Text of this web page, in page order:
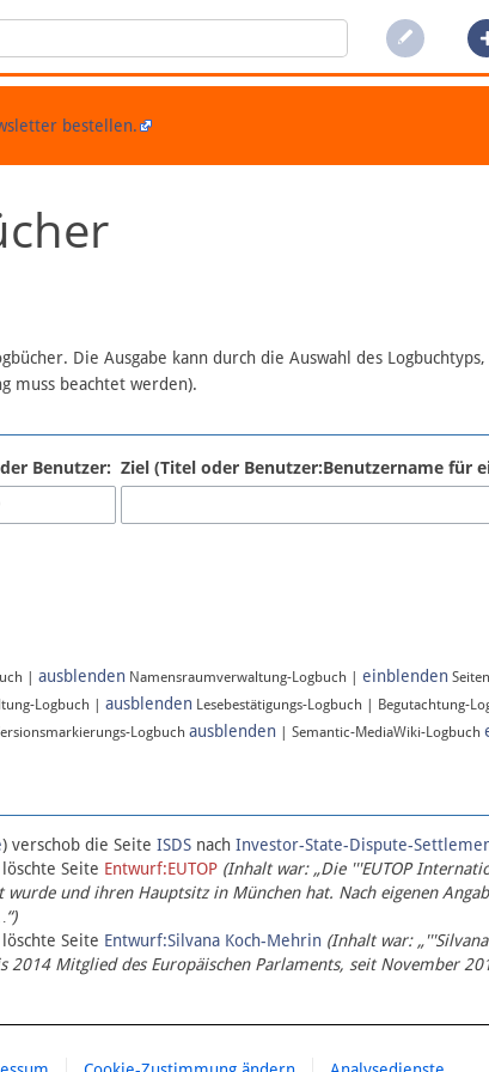
bestellen.
Die Ausgabe kann durch die Auswahl des
muss beachtet werden).
Benutzer: Ziel (Titel oder Benutzer:Benutzername für
| ausblenden Namensraumverwaltung-Logbuch | einblenden
Logbuch | ausblenden Lesebestätigungs-Logbuch | Begutachtung-
Logbuch ausblenden | Semantic-MediaWiki-Logbuch
) verschob die Seite ISDS nach Investor-State-Dispute-
löschte Seite Entwurf:EUTOP (Inhalt war: „Die '''EUTOP
und ihren Hauptsitz in München hat. Nach eigenen
löschte Seite Entwurf:Silvana Koch-Mehrin (Inhalt war:
2014 Mitglied des Europäischen Parlaments, seit November